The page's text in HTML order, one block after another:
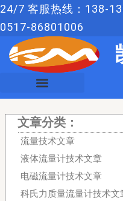
跳
至
24/7 客服热线：138-
0517-86801006
文章分类：
流量技术文章
液体流量计技术文章
电磁流量计技术文章
科氏力质量流量计技术文